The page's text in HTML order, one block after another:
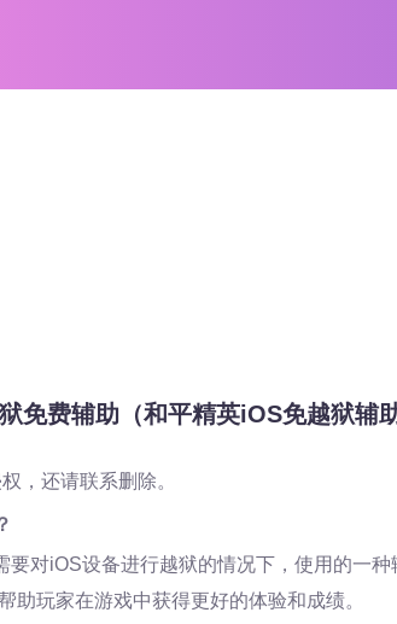
免费辅助（和平精英iOS免越狱辅
，还请联系删除。
对iOS设备进行越狱的情况下，使用的一种
助玩家在游戏中获得更好的体验和成绩。